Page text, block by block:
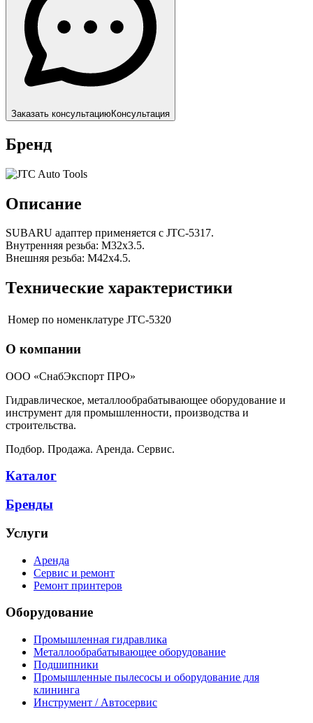
Заказать консультациюКонсультация
Бренд
Описание
SUBARU адаптер применяется c JTC-5317.
Внутренняя резьба: М32х3.5.
Внешняя резьба: М42х4.5.
Технические характеристики
Номер по номенклатуре JTC-5320
О компании
ООО «СнабЭкспорт ПРО»
Гидравлическое, металлообрабатывающее оборудование и
инструмент для промышленности, производства и
строительства.
Подбор. Продажа. Аренда. Сервис.
Каталог
Бренды
Услуги
Аренда
Сервис и ремонт
Ремонт принтеров
Оборудование
Промышленная гидравлика
Металлообрабатывающее оборудование
Подшипники
Промышленные пылесосы и оборудование для
клининга
Инструмент / Автосервис